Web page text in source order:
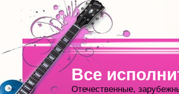
Все
Отечественные,